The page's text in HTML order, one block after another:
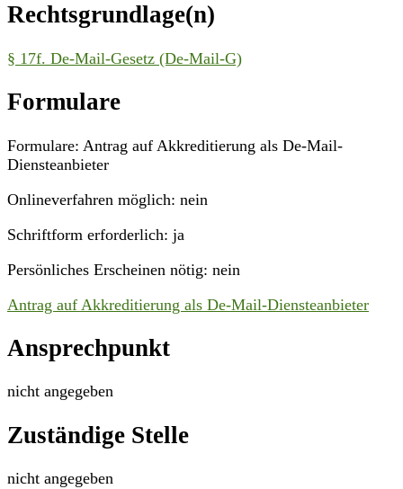
Rechtsgrundlage(n)
§ 17f. De-Mail-Gesetz (De-Mail-G)
Formulare
Formulare: Antrag auf Akkreditierung als De-Mail-
Diensteanbieter
Onlineverfahren möglich: nein
Schriftform erforderlich: ja
Persönliches Erscheinen nötig: nein
Antrag auf Akkreditierung als De-Mail-Diensteanbieter
Ansprechpunkt
nicht angegeben
Zuständige Stelle
nicht angegeben